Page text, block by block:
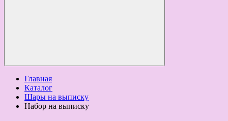
Главная
Каталог
Шары на выписку
Набор на выписку